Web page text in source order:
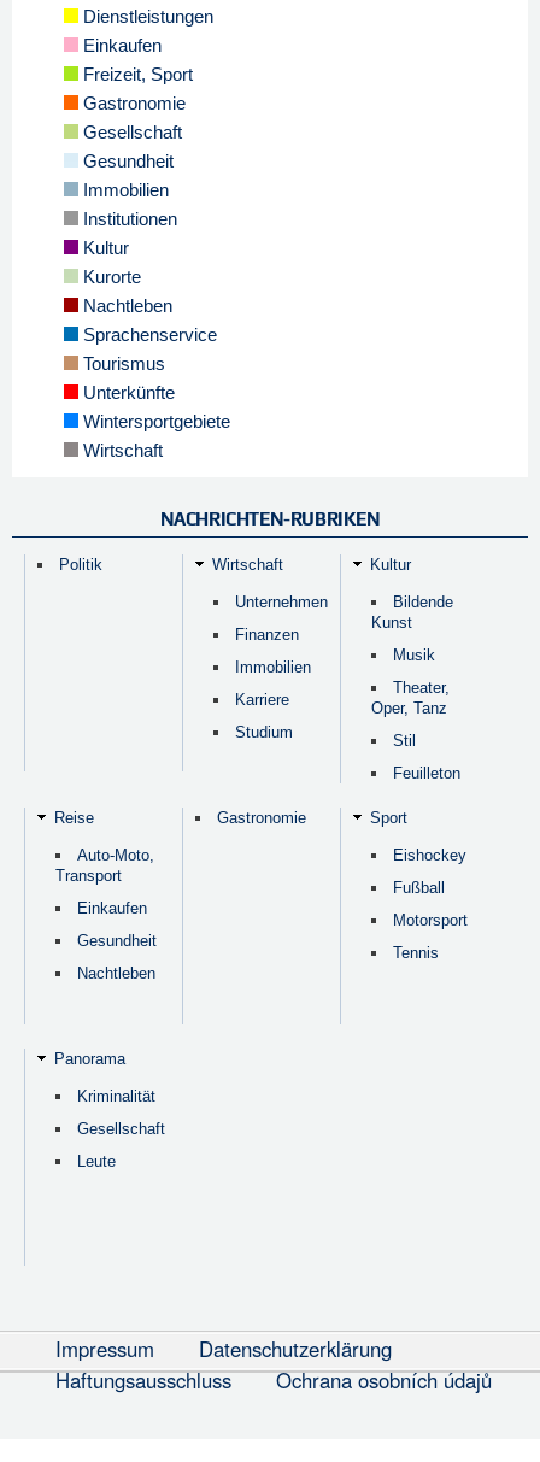
Dienstleistungen
Einkaufen
Freizeit, Sport
Gastronomie
Gesellschaft
Gesundheit
Immobilien
Institutionen
Kultur
Kurorte
Nachtleben
Sprachenservice
Tourismus
Unterkünfte
Wintersportgebiete
Wirtschaft
NACHRICHTEN-RUBRIKEN
Politik Wirtschaft
Unternehmen
Finanzen
Immobilien
Karriere
Studium
Kultur
Bildende
Kunst
Musik
Theater,
Oper, Tanz
Stil
Feuilleton
Reise
Auto-Moto,
Transport
Einkaufen
Gesundheit
Nachtleben
Gastronomie Sport
Eishockey
Fußball
Motorsport
Tennis
Panorama
Kriminalität
Gesellschaft
Leute
Impressum
Datenschutzerklärung
Haftungsausschluss
Ochrana osobních údajů